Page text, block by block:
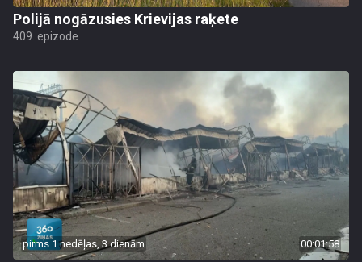
Polijā nogāzusies Krievijas raķete
409. epizode
pirms 1 nedēļas, 3 dienām 00:01:58